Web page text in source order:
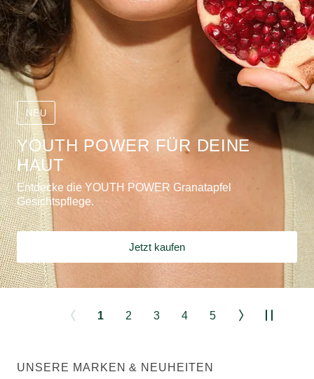
NEU
YOUTH POWER FÜR DEINE
HAUT
Entdecke die YOUTH POWER Granatapfel
Gesichtspflege.
Jetzt kaufen
1 2 3 4 5
UNSERE MARKEN & NEUHEITEN